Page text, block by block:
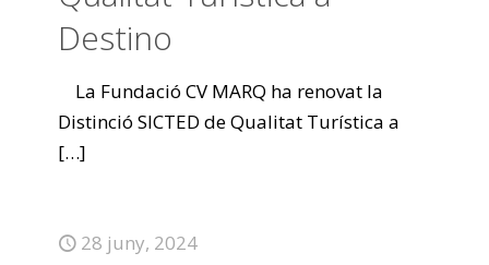
Destino
La Fundació CV MARQ ha renovat la
Distinció SICTED de Qualitat Turística a
[…]
28 juny, 2024